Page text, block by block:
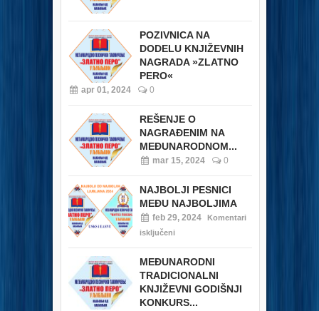
POZIVNICA NA
DODELU KNJIŽEVNIH
NAGRADA »ZLATNO
PERO«
apr 01, 2024 0
REŠENJE O
NAGRAĐENIM NA
MEĐUNARODNOM...
mar 15, 2024 0
NAJBOLJI PESNICI
MEĐU NAJBOLJIMA
feb 29, 2024
Komentari
isključeni
MEĐUNARODNI
TRADICIONALNI
KNJIŽEVNI GODIŠNJI
KONKURS...